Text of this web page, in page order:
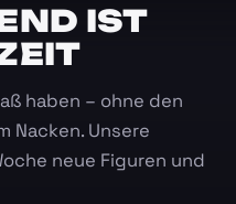
IST
haben – ohne den
Nacken. Unsere
neue Figuren und